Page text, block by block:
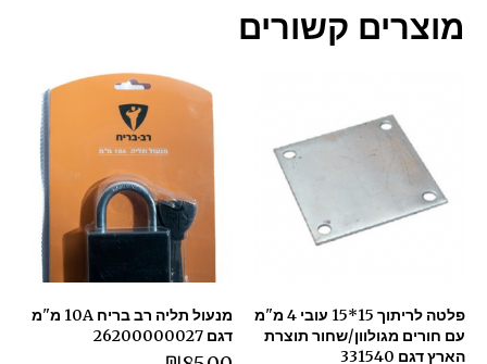
מוצרים קשורים
פלטה לריתוך 15*15 עובי 4 מ"מ
עם חורים מגולוון/שחור תוצרת
הארץ דגם 331540
מנעול תליה רב בריח 10A מ"מ
דגם 26200000027